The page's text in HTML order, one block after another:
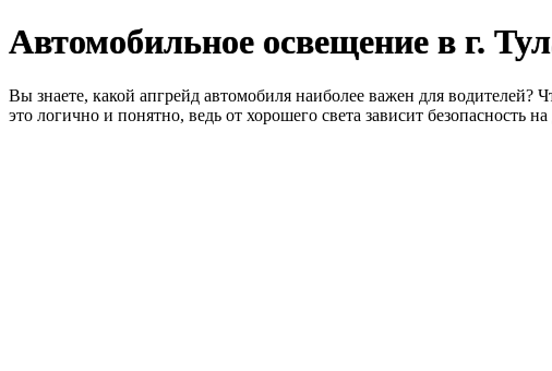
Автомобильное освещение в г.
Вы знаете, какой апгрейд автомобиля наиболее важен для
это логично и понятно, ведь от хорошего света зависит безопасность